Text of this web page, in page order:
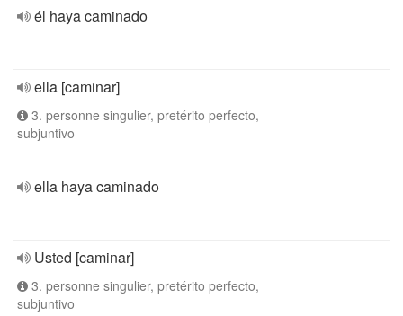
él haya caminado
ella [caminar]
3. personne singulier, pretérito perfecto,
subjuntivo
ella haya caminado
Usted [caminar]
3. personne singulier, pretérito perfecto,
subjuntivo